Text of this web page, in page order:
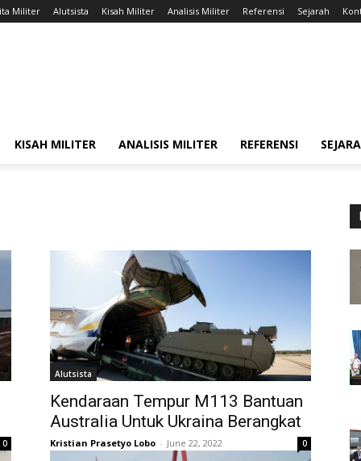
Militer Alutsista Kisah Militer Analisis Militer Referensi Sejarah
KISAH MILITER ANALISIS MILITER REFERENSI
0
Alutsista
Kendaraan Tempur M113 Bantuan
Australia Untuk Ukraina Berangkat
Kristian Prasetyo Lobo - June 22, 2022 0